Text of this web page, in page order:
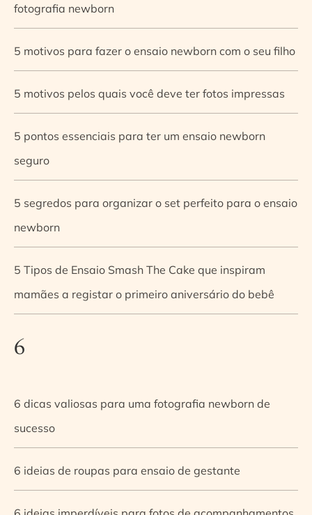
fotografia newborn
5 motivos para fazer o ensaio newborn com o seu filho
5 motivos pelos quais você deve ter fotos impressas
5 pontos essenciais para ter um ensaio newborn
seguro
5 segredos para organizar o set perfeito para o ensaio
newborn
5 Tipos de Ensaio Smash The Cake que inspiram
mamães a registar o primeiro aniversário do bebê
6
6 dicas valiosas para uma fotografia newborn de
sucesso
6 ideias de roupas para ensaio de gestante